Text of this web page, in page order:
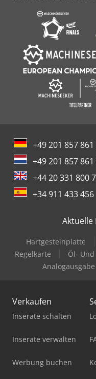
+49 201 857 861
+49 201 857 861
+44 20 331 800
+34 911 433 456
Aktuelle
Hartgesteinplatte
Regelkarte
Öl-
Analogausgabe
Verkaufen
Inserate schalten
Inserate verwalten
Werbung buchen